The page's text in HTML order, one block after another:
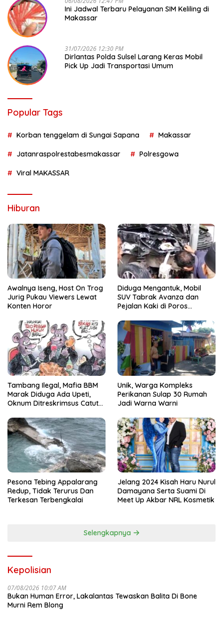
Ini Jadwal Terbaru Pelayanan SIM Keliling di
Makassar
31/07/2026 12:30 PM
Dirlantas Polda Sulsel Larang Keras Mobil
Pick Up Jadi Transportasi Umum
Popular Tags
Korban tenggelam di Sungai Sapana Makassar
Jatanraspolrestabesmakassar Polresgowa
Viral MAKASSAR
Hiburan
Awalnya Iseng, Host On Trog
Jurig Pukau Viewers Lewat
Konten Horor
Diduga Mengantuk, Mobil
SUV Tabrak Avanza dan
Pejalan Kaki di Poros
Tambang Ilegal, Mafia BBM
Marak Diduga Ada Upeti,
Oknum Ditreskrimsus Catut
Unik, Warga Kompleks
Perikanan Sulap 30 Rumah
Jadi Warna Warni
Pesona Tebing Appalarang
Redup, Tidak Terurus Dan
Terkesan Terbengkalai
Jelang 2024 Kisah Haru Nurul
Damayana Serta Suami Di
Meet Up Akbar NRL Kosmetik
Selengkapnya
Kepolisian
07/08/2026 10:07 AM
Bukan Human Error, Lakalantas Tewaskan Balita Di Bone
Murni Rem Blong